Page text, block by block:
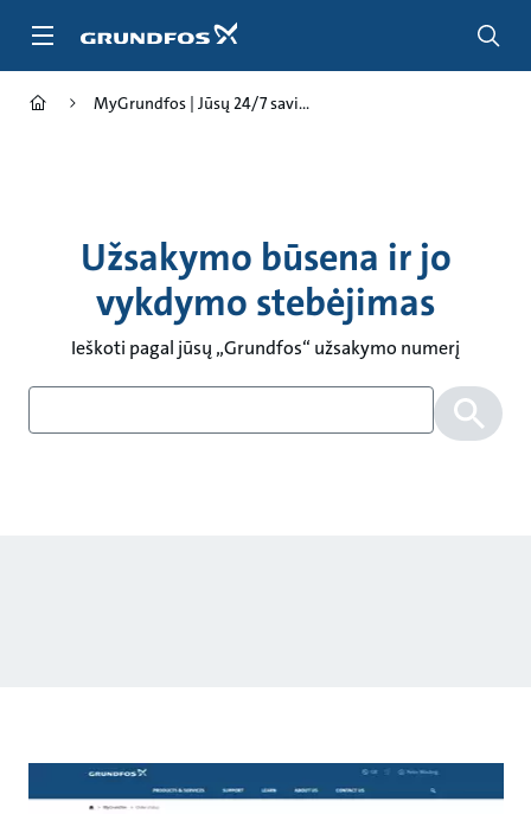
MyGrundfos | Jūsų 24/7 savi...
Užsakymo būsena ir jo
vykdymo stebėjimas
Ieškoti pagal jūsų „Grundfos“ užsakymo numerį